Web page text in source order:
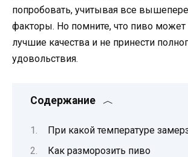
попробовать, учитывая все
факторы. Но помните, что пиво может
лучшие качества и не принести
удовольствия.
Содержание
При какой температуре
Как разморозить пиво